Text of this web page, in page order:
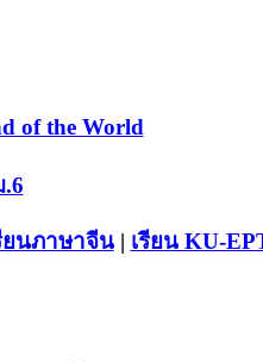
of the World
.6
ยนภาษาจีน| เรียน KU-